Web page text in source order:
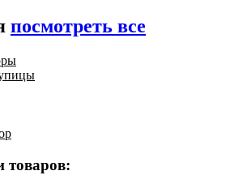
посмотреть все
товаров: